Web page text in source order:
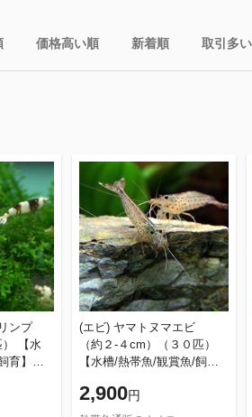
価格高い順 新着順 取引多
ンプ
水
育】
うむ】
(エビ) ヤマトヌマエビ
（約２-４cm）（３０匹）
【水槽/熱帯魚/観賞魚/飼
【アクアリウム/あくありう
む】
2,900円